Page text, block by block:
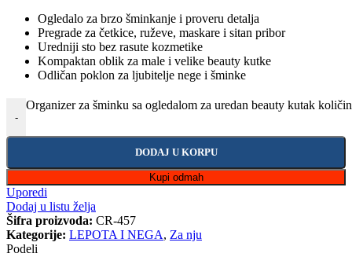
Ogledalo za brzo šminkanje i proveru detalja
Pregrade za četkice, ruževe, maskare i sitan pribor
Uredniji sto bez rasute kozmetike
Kompaktan oblik za male i velike beauty kutke
Odličan poklon za ljubitelje nege i šminke
-
Organizer za šminku sa ogledalom za uredan beauty kutak
DODAJ U KORPU
Kupi odmah
Uporedi
Dodaj u listu želja
Šifra proizvoda: CR-457
Kategorije: LEPOTA I NEGA, Za nju
Podeli